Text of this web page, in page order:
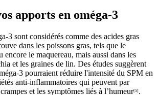
apports en oméga-3
3 sont considérés comme des acides gras
dans les poissons gras, tels que le
encore le maquereau, mais aussi dans les
et les graines de lin. Des études suggèrent
3 pourraient réduire l'intensité du SPM en
anti-inflammatoires qui peuvent par
et les symptômes liés à l’humeur[5] .